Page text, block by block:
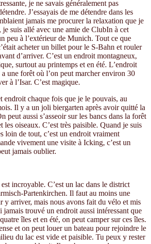
je ne savais généralement pas
J’essayais de me détendre dans les
jamais me procurer la relaxation que je
suis allé avec une amie de ClubIn à cet
peu à l’extérieur de Munich. Tout ce que
acheter un billet pour le S-Bahn et rouler
d’arriver. C’est un endroit montagneux,
surtout au printemps et en été. L’endroit
une forêt où l’on peut marcher environ 30
à l’Isar. C’est magique.
endroit chaque fois que je le pouvais, au
Il y a un joli biergarten après avoir quitté la
peut aussi s’asseoir sur les bancs dans la forêt
les oiseaux. C’est très paisible. Quand je suis
loin de tout, c’est un endroit vraiment
vivement une visite à Icking, c’est un
jamais oublier.
incroyable. C’est un lac dans le district
Partenkirchen. Il faut au moins une
y arriver, mais nous avons fait du vélo et mis
jamais trouvé un endroit aussi intéressant que
îles et en été, on peut camper sur ces îles.
et on peut louer un bateau pour rejoindre le
du lac est vide et paisible. Tu peux y rester